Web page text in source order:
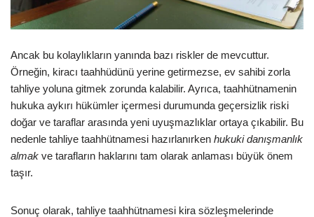
Ancak bu kolaylıkların yanında bazı riskler de mevcuttur.
Örneğin, kiracı taahhüdünü yerine getirmezse, ev sahibi zorla
tahliye yoluna gitmek zorunda kalabilir. Ayrıca, taahhütnamenin
hukuka aykırı hükümler içermesi durumunda geçersizlik riski
doğar ve taraflar arasında yeni uyuşmazlıklar ortaya çıkabilir. Bu
nedenle tahliye taahhütnamesi hazırlanırken hukuki danışmanlık
almak ve tarafların haklarını tam olarak anlaması büyük önem
taşır.
Sonuç olarak, tahliye taahhütnamesi kira sözleşmelerinde